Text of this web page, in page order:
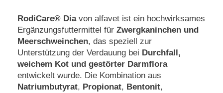
RodiCare® Diavon alfavet ist ein hochwirksames
Ergänzungsfuttermittel für Zwergkaninchen und
Meerschweinchen, das speziell zur
Unterstützung der Verdauung bei Durchfall,
weichem Kot und gestörter Darmflora
entwickelt wurde. Die Kombination aus
Natriumbutyrat, Propionat, Bentonit,